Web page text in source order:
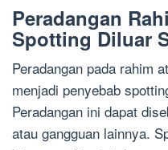
Peradangan
Spotting Diluar
Peradangan pada rahim
menjadi penyebab
Peradangan ini dapat
atau gangguan lainnya.